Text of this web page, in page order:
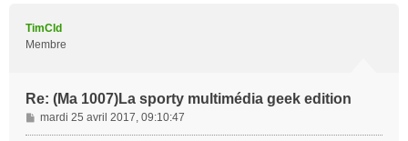
TimCld
Membre
Re: (Ma 1007)La sporty multimédia geek edition
M
e
mardi 25 avril 2017, 09:10:47